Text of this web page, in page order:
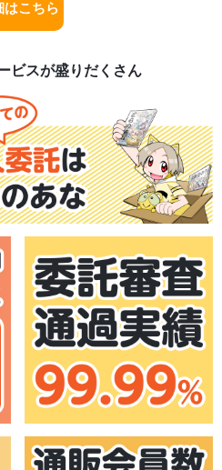
はこちら
ビスが盛りだくさん